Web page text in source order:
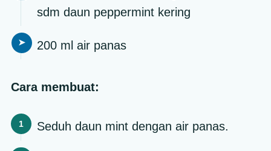
sdm daun peppermint kering
200 ml air panas
Cara membuat:
Seduh daun mint dengan air panas.